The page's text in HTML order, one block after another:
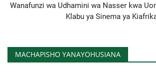
Wanafunzi wa Udhamini wa Nasser kwa
Klabu ya Sinema ya
MACHAPISHO YANAYOHUSIANA